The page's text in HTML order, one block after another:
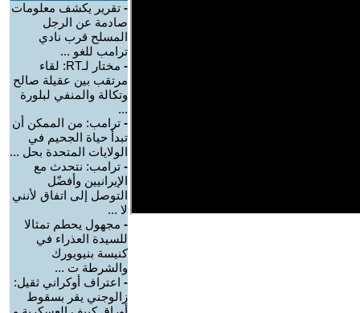
- تقرير يكشف معلومات
صادمة عن الرجل
المسلح قرب نادي
ترامب للغو ...
-
مختار لـRT: لقاء
مرتقب بين عقيلة صالح
وتكالة والمنفي لبلورة
...
- ترامب: من الممكن أن
تبدأ حياة الجحيم في
الولايات المتحدة بحل ...
- ترامب: نتحدث مع
الإيرانيين وأفضّل
التوصل إلى اتفاق لأنني
لا ...
- مجهول يحطم تمثالا
للسيدة العذراء في
كنيسة بنيويورك
والشرطة ت ...
- اعتراف أوكراني ثقيل:
زالوجني يقر بسقوط